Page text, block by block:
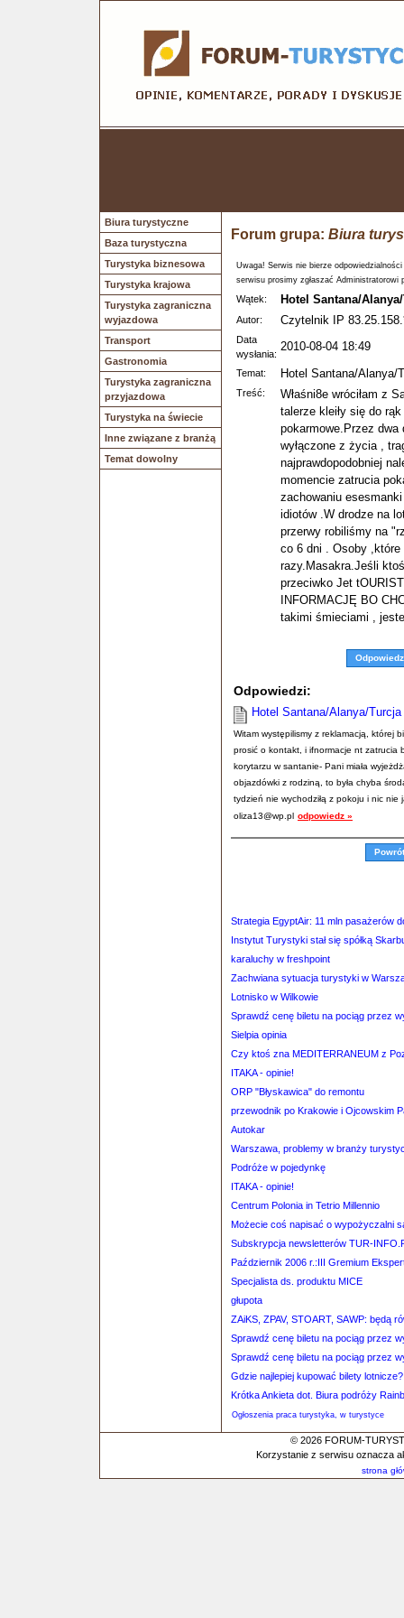
Biura turystyczne
Baza turystyczna
Turystyka biznesowa
Turystyka krajowa
Turystyka zagraniczna
wyjazdowa
Transport
Gastronomia
Turystyka zagraniczna
przyjazdowa
Turystyka na świecie
Inne związane z branżą
Temat dowolny
Forum grupa: Biura
Uwaga! Serwis nie bierze
serwisu prosimy zgłaszać Administratorowi
Wątek: Hotel Santana/
Autor: Czytelnik IP
Data
wysłania:
2010-08-04 18:49
Temat: Hotel Santana/Alanya/
Treść:
Właśni8e wróciłam z
talerze kleiły się do
pokarmowe.Przez dwa
wyłączone z życia ,
najprawdopodobniej
momencie zatrucia
zachowaniu
idiotów .W drodze na
przerwy robiliśmy na
co 6 dni . Osoby
razy.Masakra.Jeśli
przeciwko Jet
INFORMACJĘ BO
takimi śmieciami ,
Odpowiedz
Odpowiedzi:
Hotel Santana/Alanya/Turcja
Witam występilismy z reklamacją, której
prosić o kontakt, i ifnormacje nt zatrucia
korytarzu w santanie- Pani miała
objazdówki z rodziną, to była chyba
tydzień nie wychodziłą z pokoju i nic nie
oliza13@wp.pl odpowiedz »
Strategia EgyptAir: 11 mln pasażerów
Instytut Turystyki stał się spółką
karaluchy w freshpoint
Zachwiana sytuacja turystyki w
Lotnisko w Wilkowie
Sprawdź cenę biletu na pociąg przez
Sielpia opinia
Czy ktoś zna MEDITERRANEUM z
ITAKA - opinie!
ORP "Błyskawica" do remontu
przewodnik po Krakowie i Ojcowskim
Autokar
Warszawa, problemy w branży
Podróże w pojedynkę
ITAKA - opinie!
Centrum Polonia in Tetrio Millennio
Możecie coś napisać o wypożyczalni
Subskrypcja newsletterów TUR-
Październik 2006 r.:III Gremium
Specjalista ds. produktu MICE
głupota
ZAiKS, ZPAV, STOART, SAWP: będą
Sprawdź cenę biletu na pociąg przez
Sprawdź cenę biletu na pociąg przez
Gdzie najlepiej kupować bilety lotnicze?
Krótka Ankieta dot. Biura podróży
Ogłoszenia praca turystyka, w turystyce
© 2026 FORUM-
Korzystanie z serwisu oznacza
strona